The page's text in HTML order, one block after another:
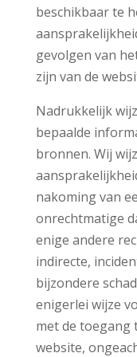
beschikbaar te
gevolgen van
zijn van de
Nadrukkelijk
bepaalde
bronnen. Wij
nakoming van
onrechtmatige
enige andere
indirecte,
bijzondere
enigerlei wijze
met de toegang
website,